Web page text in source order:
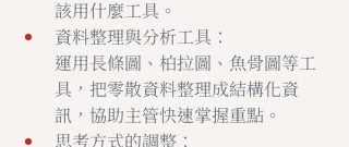
該用什麼工具。
資料整理與分析工具：
運用長條圖、柏拉圖、魚骨圖等工
具，把零散資料整理成結構化資
訊，協助主管快速掌握重點。
思考方式的調整：